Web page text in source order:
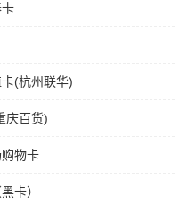
(杭州联华)
庆百货)
物卡
卡）